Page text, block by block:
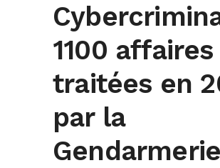
1100 affaires
traitées en
par la
Gendarmerie